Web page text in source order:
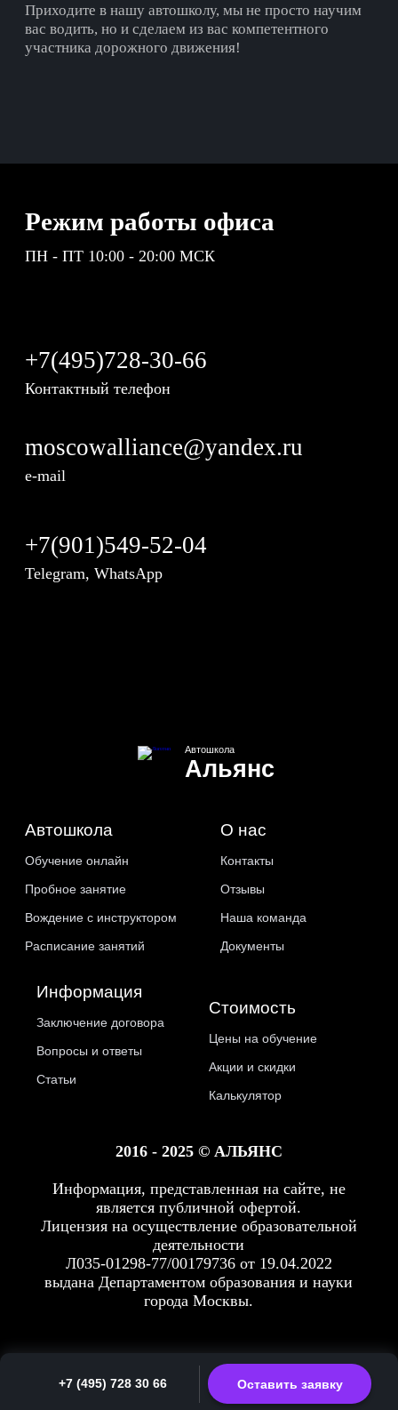
+7 (495) 728 30 66 Оставить заявку
Приходите в нашу автошколу, мы не просто научим
вас водить, но и сделаем из вас компетентного
участника дорожного движения!
Режим работы офиса
ПН - ПТ 10:00 - 20:00 МСК
+7(495)728-30-66
Контактный телефон
moscowalliance@yandex.ru
e-mail
+7(901)549-52-04
Telegram, WhatsApp
Автошкола
Альянс
Автошкола
Обучение онлайн
Пробное занятие
Вождение с инструктором
Расписание занятий
Стоимость
Цены на обучение
Акции и скидки
Калькулятор
О нас
Контакты
Отзывы
Наша команда
Документы
Информация
Заключение договора
Вопросы и ответы
Статьи
2016 - 2025 © АЛЬЯНС
Информация, представленная на сайте, не
является публичной офертой.
Лицензия на осуществление образовательной
деятельности
Л035-01298-77/00179736 от 19.04.2022
выдана Департаментом образования и науки
города Москвы.